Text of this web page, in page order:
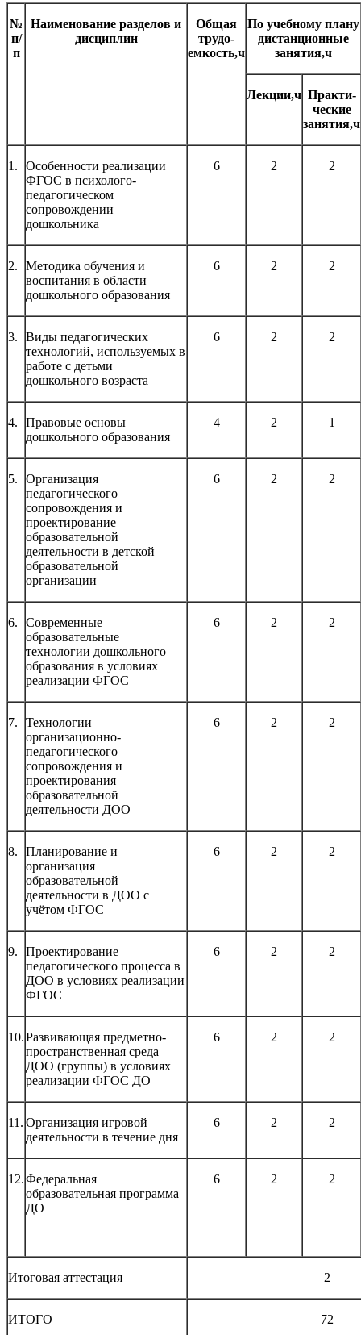
№
п/
п
Наименование разделов и
дисциплин
Общая
трудо-
емкость,ч
По учебному плану
дистанционные
занятия,ч
Лекции,ч Практи-
ческие
занятия,ч
1.
Особенности реализации
ФГОС в психолого-
педагогическом
сопровождении
дошкольника
6 2 2
2.
Методика обучения и
воспитания в области
дошкольного образования
6 2 2
3.
Виды педагогических
технологий, используемых в
работе с детьми
дошкольного возраста
6 2 2
4.
Правовые основы
дошкольного образования
4 2 1
5.
Организация
педагогического
сопровождения и
проектирование
образовательной
деятельности в детской
образовательной
организации
6 2 2
6.
Современные
образовательные
технологии дошкольного
образования в условиях
реализации ФГОС
6 2 2
7.
Технологии
организационно-
педагогического
сопровождения и
проектирования
образовательной
деятельности ДОО
6 2 2
8.
Планирование и
организация
образовательной
деятельности в ДОО с
учётом ФГОС
6 2 2
9.
Проектирование
педагогического процесса в
ДОО в условиях реализации
ФГОС
6 2 2
10.Развивающая предметно-
пространственная среда
ДОО (группы) в условиях
реализации ФГОС ДО
6 2 2
11. Организация игровой
деятельности в течение дня
6 2 2
12.Федеральная
образовательная программа
ДО
6 2 2
Итоговая аттестация 2
ИТОГО 72